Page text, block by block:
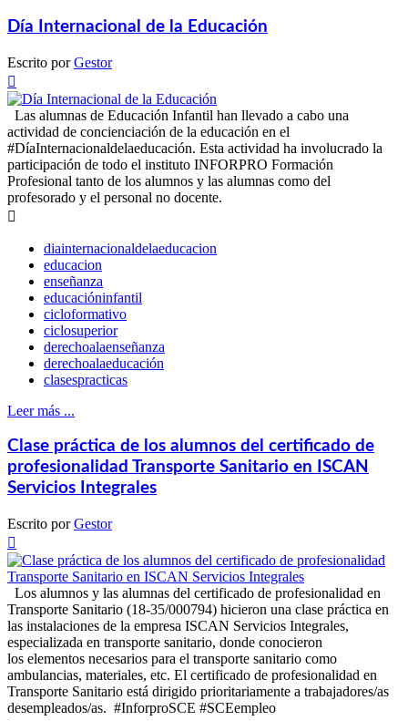
Día Internacional de la Educación
Escrito porGestor

Las alumnas de Educación Infantil han llevado a cabo una
actividad de concienciación de la educación en el
#DíaInternacionaldelaeducación. Esta actividad ha involucrado la
participación de todo el instituto INFORPRO Formación
Profesional tanto de los alumnos y las alumnas como del
profesorado y el personal no docente.

diainternacionaldelaeducacion
educacion
enseñanza
educacióninfantil
cicloformativo
ciclosuperior
derechoalaenseñanza
derechoalaeducación
clasespracticas
Leer más ...
Clase práctica de los alumnos del certificado de
profesionalidad Transporte Sanitario en ISCAN
Servicios Integrales
Escrito porGestor

Los alumnos y las alumnas del certificado de profesionalidad en
Transporte Sanitario (18-35/000794) hicieron una clase práctica en
las instalaciones de la empresa ISCAN Servicios Integrales,
especializada en transporte sanitario, donde conocieron
los elementos necesarios para el transporte sanitario como
ambulancias, materiales, etc. El certificado de profesionalidad en
Transporte Sanitario está dirigido prioritariamente a trabajadores/as
desempleados/as. #InforproSCE #SCEempleo